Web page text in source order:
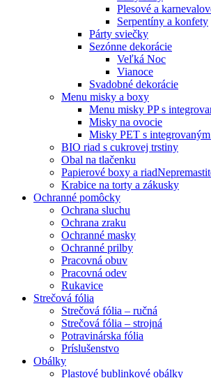
Plesové a
Serpentíny a konfety
Párty sviečky
Sezónne dekorácie
Veľká Noc
Vianoce
Svadobné dekorácie
Menu misky a boxy
Menu misky PP s
Misky na ovocie
Misky PET s
BIO riad s cukrovej trstiny
Obal na tlačenku
Papierové boxy a riad
Krabice na torty a zákusky
Ochranné pomôcky
Ochrana sluchu
Ochrana zraku
Ochranné masky
Ochranné prilby
Pracovná obuv
Pracovná odev
Rukavice
Strečová fólia
Strečová fólia – ručná
Strečová fólia – strojná
Potravinárska fólia
Príslušenstvo
Obálky
Plastové bublinkové obálky